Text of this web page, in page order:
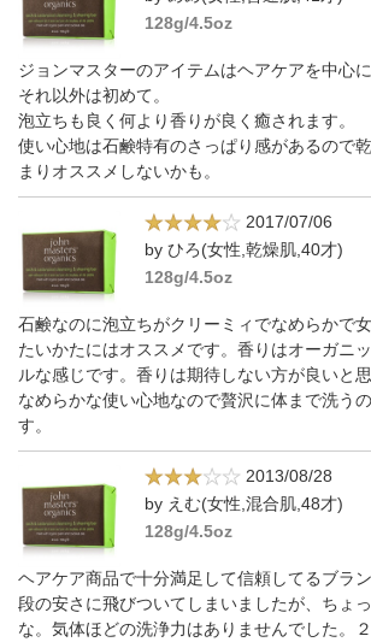
128g/4.5oz
ジョンマスターのアイテムはヘアケアを中心
それ以外は初めて。
泡立ちも良く何より香りが良く癒されます。
使い心地は石鹸特有のさっぱり感があるので
まりオススメしないかも。
2017/07/06
by ひろ(女性,乾燥肌,40才)
128g/4.5oz
石鹸なのに泡立ちがクリーミィでなめらかで
たいかたにはオススメです。香りはオーガニ
ルな感じです。香りは期待しない方が良いと
なめらかな使い心地なので贅沢に体まで洗う
す。
2013/08/28
by えむ(女性,混合肌,48才)
128g/4.5oz
ヘアケア商品で十分満足して信頼してるブラ
段の安さに飛びついてしまいましたが、ちょ
な。気体ほどの洗浄力はありませんでした。